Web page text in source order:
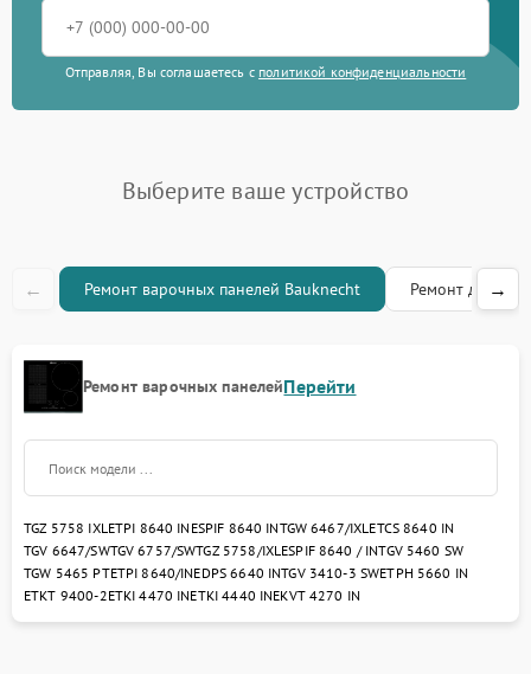
Отправляя, Вы соглашаетесь с политикой конфиденциальности
Выберите ваше устройство
← Ремонт варочных панелей Bauknecht Ремонт →
Ремонт варочных панелейПерейти
TGZ 5758 IXLETPI 8640 IN ESPIF 8640 INTGW 6467/IXLETCS 8640 IN
TGV 6647/SWTGV 6757/SWTGZ 5758/IXLESPIF 8640 / INTGV 5460 SW
TGW 5465 PTETPI 8640/INEDPS 6640 INTGV 3410-3 SWETPH 5660 IN
ETKT 9400-2ETKI 4470 INETKI 4440 INEKVT 4270 IN